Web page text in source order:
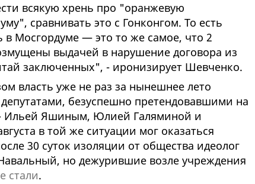
всякую хрень про "оранжевую
сравнивать это с Гонконгом. То есть
в Мосгордуме — это то же самое, что 2
выдачей в нарушение договора из
заключенных", - иронизирует Шевченко.
власть уже не раз за нынешнее лето
безуспешно претендовавшими на
- Ильей Яшиным, Юлией Галяминой и
в той же ситуации мог оказаться
30 суток изоляции от общества идеолог
но дежурившие возле учреждения
стали.